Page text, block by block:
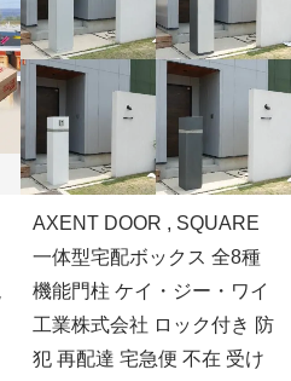
AXENT DOOR , SQUARE
一体型宅配ボックス 全8種
機能門柱 ケイ・ジー・ワイ
工業株式会社 ロック付き 防
犯 再配達 宅急便 不在 受け